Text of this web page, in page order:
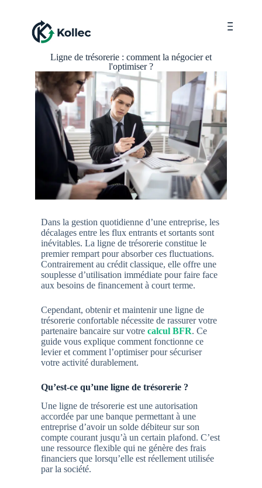
Ligne de trésorerie : comment la négocier et
l'optimiser ?
Dans la gestion quotidienne d’une entreprise, les
décalages entre les flux entrants et sortants sont
inévitables. La ligne de trésorerie constitue le
premier rempart pour absorber ces fluctuations.
Contrairement au crédit classique, elle offre une
souplesse d’utilisation immédiate pour faire face
aux besoins de financement à court terme.
Cependant, obtenir et maintenir une ligne de
trésorerie confortable nécessite de rassurer votre
partenaire bancaire sur votre calcul BFR. Ce
guide vous explique comment fonctionne ce
levier et comment l’optimiser pour sécuriser
votre activité durablement.
Qu’est-ce qu’une ligne de trésorerie ?
Une ligne de trésorerie est une autorisation
accordée par une banque permettant à une
entreprise d’avoir un solde débiteur sur son
compte courant jusqu’à un certain plafond. C’est
une ressource flexible qui ne génère des frais
financiers que lorsqu’elle est réellement utilisée
par la société.